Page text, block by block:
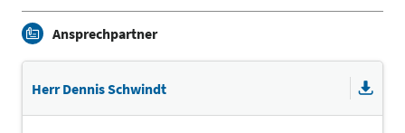
Ansprechpartner
Herr Dennis Schwindt